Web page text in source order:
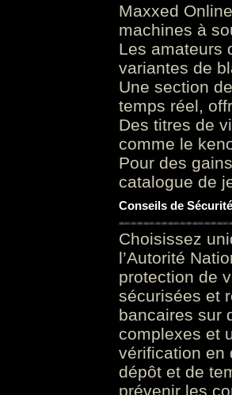
Maxxed
machines à
Les amateurs
variantes de
Une section
temps réel,
Des titres de
comme le
Pour des
catalogue de
Conseils de
Choisissez
l’Autorité
protection de
sécurisées et
bancaires sur
complexes et
vérification en
dépôt et de
prévenir les